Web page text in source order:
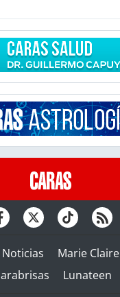
Noticias Marie Claire
Lunateen